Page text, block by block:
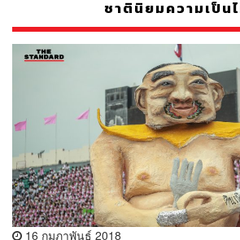
ชาตินิยมความเป็น
16 กุมภาพันธ์ 2018